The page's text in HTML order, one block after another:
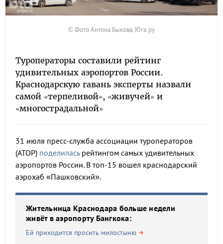
© Фото Антона Быкова, Юга.ру
Туроператоры составили рейтинг
удивительных аэропортов России.
Краснодарскую гавань эксперты назвали
самой «терпеливой», «живучей» и
«многострадальной»
31 июля пресс-служба ассоциации туроператоров
(АТОР) поделиласьрейтингом самых удивительных
аэропортов России. В топ-15 вошел краснодарский
аэрохаб «Пашковский».
Жительница Краснодара больше недели
живёт в аэропорту Бангкока:
Ей приходится просить милостыню